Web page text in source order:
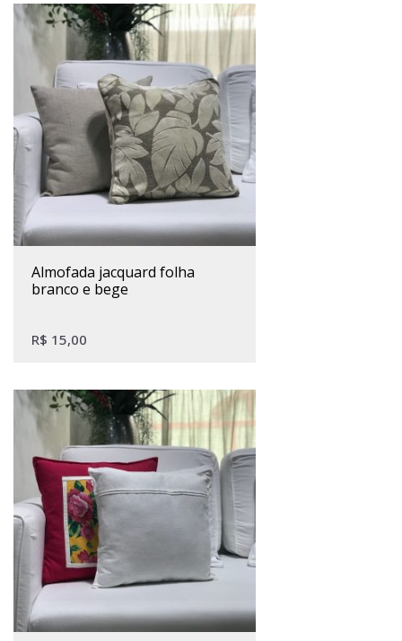
almofada jacquard folha
branco e bege
R$ 15,00